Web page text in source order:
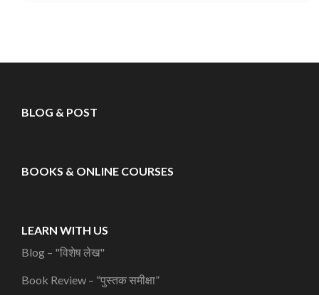
BLOG & POST
BOOKS & ONLINE COURSES
LEARN WITH US
Blog – "विशेष लेख"
Book Review – “पुस्तक समीक्षा”